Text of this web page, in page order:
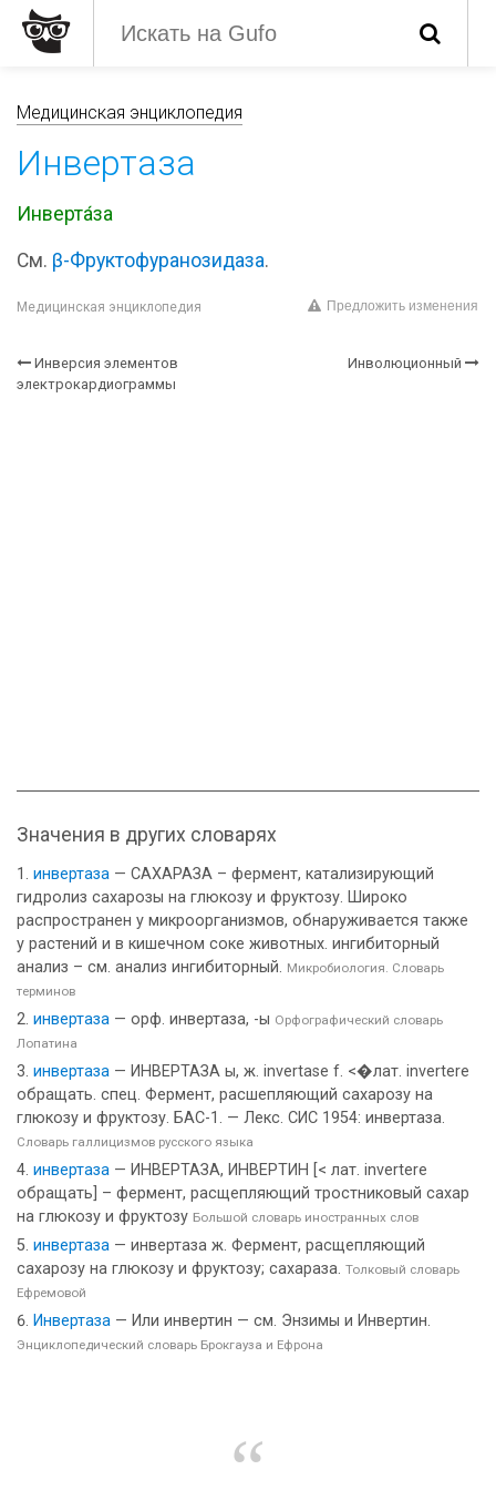
Медицинская энциклопедия
Инвертаза
Инверта́за
См. β-Фруктофуранозидаза.
Медицинская энциклопедия Предложить изменения
Инверсия элементов
электрокардиограммы
Инволюционный
Значения в других словарях
инвертаза — САХАРАЗА – фермент, катализирующий
гидролиз сахарозы на глюкозу и фруктозу. Широко
распространен у микроорганизмов, обнаруживается также
у растений и в кишечном соке животных. ингибиторный
анализ – см. анализ ингибиторный. Микробиология. Словарь
терминов
инвертаза — орф. инвертаза, -ы Орфографический словарь
Лопатина
инвертаза — ИНВЕРТАЗА ы, ж. invertase f. <�лат. invertere
обращать. спец. Фермент, расшепляющий сахарозу на
глюкозу и фруктозу. БАС-1. — Лекс. СИС 1954: инвертаза.
Словарь галлицизмов русского языка
инвертаза — ИНВЕРТАЗА, ИНВЕРТИН [< лат. invertere
обращать] – фермент, расщепляющий тростниковый сахар
на глюкозу и фруктозу Большой словарь иностранных слов
инвертаза — инвертаза ж. Фермент, расщепляющий
сахарозу на глюкозу и фруктозу; сахараза. Толковый словарь
Ефремовой
Инвертаза — Или инвертин — см. Энзимы и Инвертин.
Энциклопедический словарь Брокгауза и Ефрона